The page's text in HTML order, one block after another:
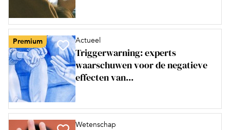
Premium Actueel
Triggerwarning: experts
waarschuwen voor de negatieve
effecten van...
Wetenschap